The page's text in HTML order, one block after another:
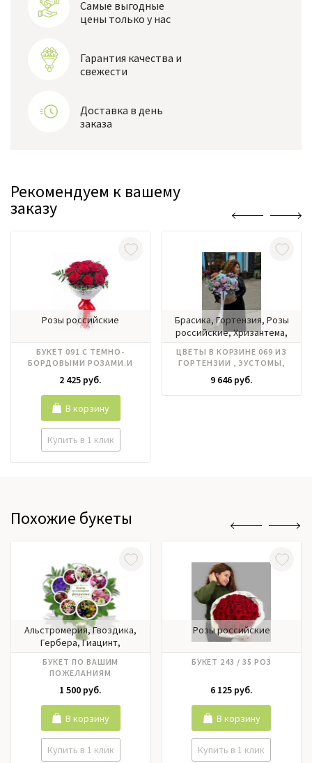
Самые выгодные
цены только у нас
Гарантия качества и
свежести
Доставка в день
заказа
Рекомендуем к вашему
заказу
Розы российские
БУКЕТ 091 С ТЕМНО-
БОРДОВЫМИ РОЗАМИ.И
ЗЕЛЕНЬЮ
2 425 руб.
Купить в 1 клик
В корзину
Брасика, Гортензия, Розы
российские, Хризантема,
ЦВЕТЫ В КОРЗИНЕ 069 ИЗ
ГОРТЕНЗИИ , ЭУСТОМЫ,
ХОРИЗАНТЕМЫ, РОЗ
9 646 руб.
Похожие букеты
Альстромерия, Гвоздика,
Гербера, Гиацинт,
Лилии, Матрикария,
Нарцисс, Нобилис,
Орхидея, Пионовидные
розы, Пионы, Подсолнух,
Ранункулюс, Роза кустовая,
Розы российские, Розы
эквадор, Тюльпаны,
Фрезия, Хризантема,
БУКЕТ ПО ВАШИМ
ПОЖЕЛАНИЯМ
1 500 руб.
Купить в 1 клик
В корзину
Розы российские
БУКЕТ 243 / 35 РОЗ
6 125 руб.
Купить в 1 клик
В корзину